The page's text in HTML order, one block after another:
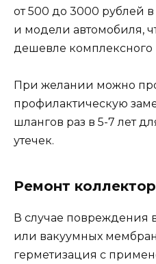
от 500 до 3000 рублей
и модели автомобиля,
дешевле комплексного
При желании можно
профилактическую
шлангов раз в 5-7 лет
утечек.
Ремонт
В случае повреждения
или вакуумных
герметизация с